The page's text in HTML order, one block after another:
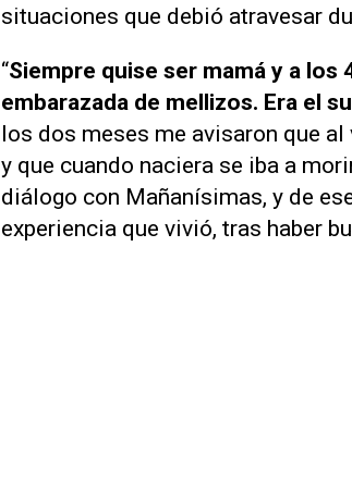
situaciones que debió atravesar
“Siempre quise ser mamá y a
embarazada de mellizos. Era el
los dos meses me avisaron que
y que cuando naciera se iba a
diálogo con Mañanísimas, y de
experiencia que vivió, tras haber